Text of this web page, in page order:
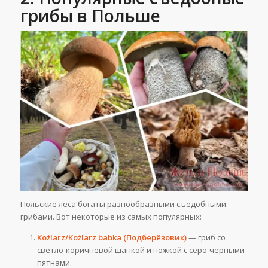
грибы в Польше
Польские леса богаты разнообразными съедобными
грибами. Вот некоторые из самых популярных:
Koźlarz/Koźlarz babka (Подберёзовик)— гриб со
светло-коричневой шапкой и ножкой с серо-черными
пятнами.